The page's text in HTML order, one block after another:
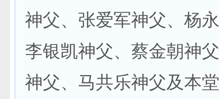
神父、张爱军神父、杨
李银凯神父、蔡金朝神
神父、马共乐神父及本